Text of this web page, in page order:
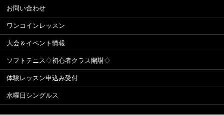
お問い合わせ
ワンコインレッスン
大会＆イベント情報
ソフトテニス♢初心者クラス開講♢
体験レッスン申込み受付
水曜日シングルス